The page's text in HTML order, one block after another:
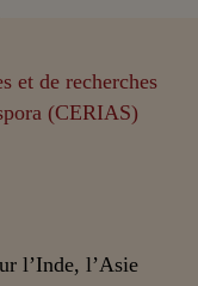
l’Inde, l’Asie